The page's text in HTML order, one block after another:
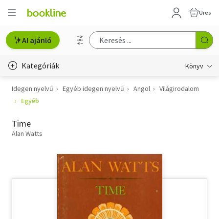
Üres
AI ajánló
Kategóriák Könyv
Életmód, egészség
Gyermek- és ifjúsági
Hobbi, szabadidő
Idegen nyelvű Egyéb idegen nyelvű Angol
Világirodalom
Egyéb
Time
Alan Watts